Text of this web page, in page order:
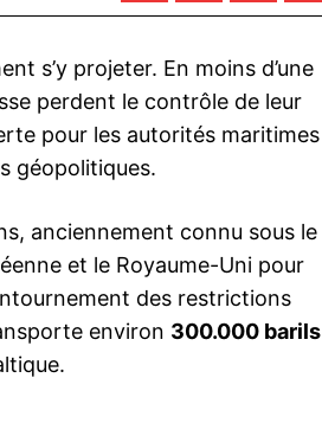
s’y projeter. En moins d’une
perdent le contrôle de leur
pour les autorités maritimes
géopolitiques.
anciennement connu sous le
et le Royaume-Uni pour
des restrictions
environ 300.000 barils